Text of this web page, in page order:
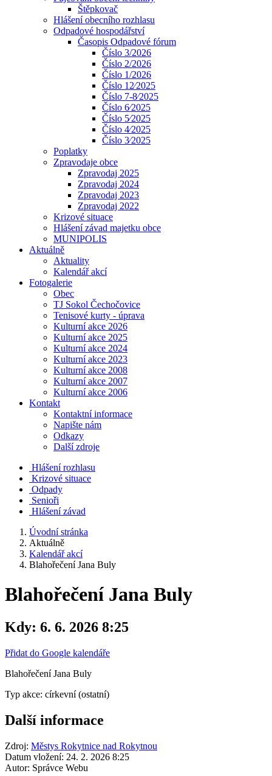
Štěpkovač
Hlášení obecního rozhlasu
Odpadové hospodářství
Časopis Odpadové fórum
Číslo 3/2026
Číslo 2/2026
Číslo 1/2026
Číslo 12⁄2025
Číslo 7-8⁄2025
Číslo 6⁄2025
Číslo 5⁄2025
Číslo 4⁄2025
Číslo 3⁄2025
Poplatky
Zpravodaje obce
Zpravodaj 2025
Zpravodaj 2024
Zpravodaj 2023
Zpravodaj 2022
Krizové situace
Hlášení závad majetku obce
MUNIPOLIS
Aktuálně
Aktuality
Kalendář akcí
Fotogalerie
Obec
TJ Sokol Čechočovice
Tenisové kurty - úprava
Kulturní akce 2026
Kulturní akce 2025
Kulturní akce 2024
Kulturní akce 2023
Kulturní akce 2008
Kulturní akce 2007
Kulturní akce 2006
Kontakt
Kontaktní informace
Napište nám
Odkazy
Další zdroje
Hlášení rozhlasu
Krizové situace
Odpady
Senioři
Hlášení závad
Úvodní stránka
Aktuálně
Kalendář akcí
Blahořečení Jana Buly
Blahořečení Jana Buly
Kdy: 6. 6. 2026 8:25
Přidat do Google kalendáře
Blahořečení Jana Buly
Typ akce: církevní (ostatní)
Další informace
Zdroj: Městys Rokytnice nad Rokytnou
Datum vložení: 24. 2. 2026 8:25
Autor: Správce Webu